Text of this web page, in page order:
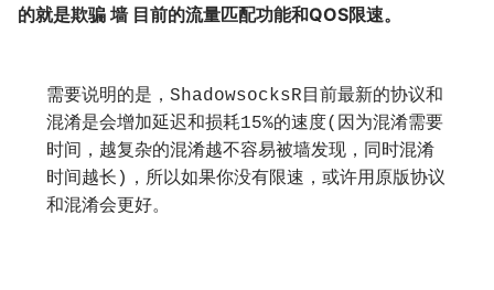
的就是欺骗 墙 目前的流量匹配功能和QOS限速。
需要说明的是，ShadowsocksR目前最新的协议和
混淆是会增加延迟和损耗15%的速度(因为混淆需要
时间，越复杂的混淆越不容易被墙发现，同时混淆
时间越长)，所以如果你没有限速，或许用原版协议
和混淆会更好。